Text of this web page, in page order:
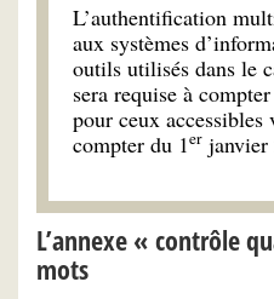
L’authentification
aux systèmes
outils utilisés dans le
sera requise à
pour ceux accessibles
compter du 1er janvier
L’annexe « contrôle
mots